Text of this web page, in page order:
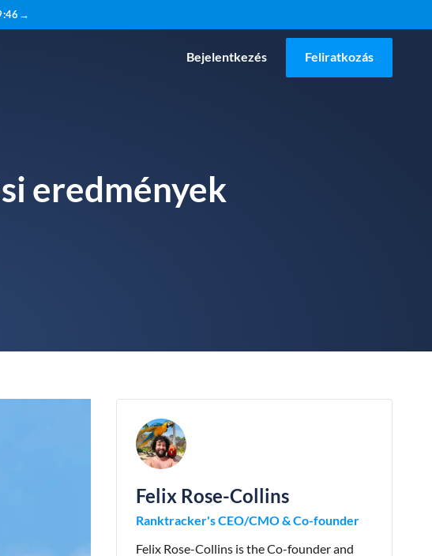
:45 →
Bejelentkezés Feliratkozás
eredmények
Felix Rose-Collins
Ranktracker's CEO/CMO & Co-founder
Felix Rose-Collins is the Co-founder and